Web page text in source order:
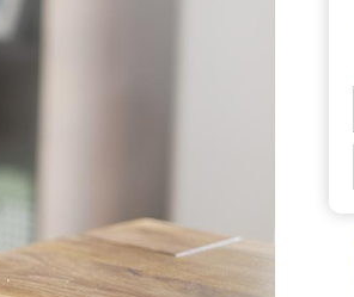
Chikungunya, dengue,
West Nile : que se passe-
t-il dans le sud de la
France ?